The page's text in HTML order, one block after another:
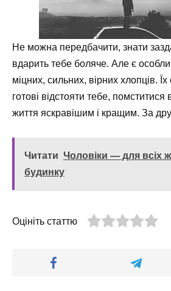
Не можна передбачити, знати
вдарить тебе боляче. Але є
міцних, сильних, вірних хлопців.
готові відстояти тебе, помститися
життя яскравішим і кращим. За
Читати Чоловіки — для всіх
будинку
Оцініть статтю